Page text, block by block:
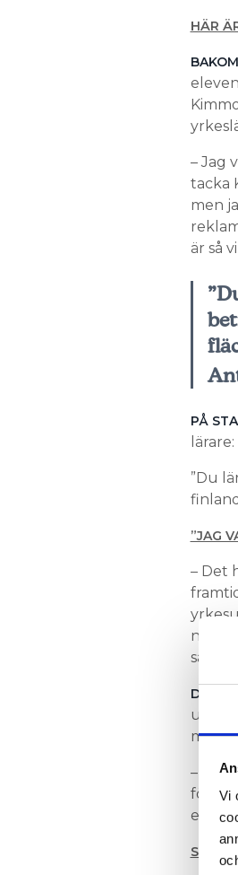
Vi
HÄR
– Jag
tacka
men
är så
PÅ
lärare:
”Du
”JAG
– Det
några
säger
DEN
– Här
föras
en ny
SÅ